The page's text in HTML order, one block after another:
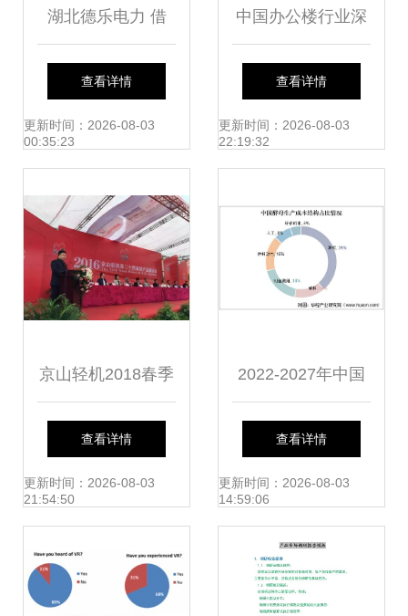
湖北德乐电力 借
力“新基建” 抢抓新
机遇 市场调研
查看详情
更新时间：2026-08-03
00:35:23
中国办公楼行业深
度调研与市场前景
预测报告（2018-
查看详情
更新时间：2026-08-03
22:19:32
京山轻机2018春季
新品展示会盛大开
幕，颠覆性产品引
查看详情
更新时间：2026-08-03
21:54:50
2022-2027年中国
酵母行业市场调研
及未来发展趋势预
测报告
查看详情
更新时间：2026-08-03
14:59:06